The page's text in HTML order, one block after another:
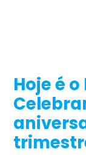
Hoje é o